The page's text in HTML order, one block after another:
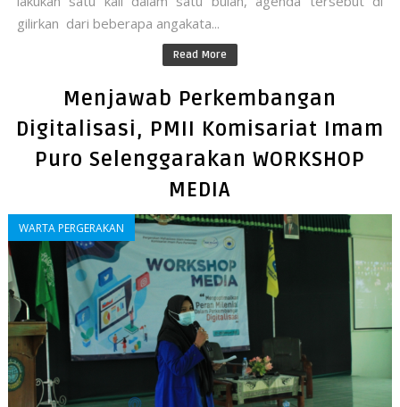
gilirkan dari beberapa angakata...
Read More
Menjawab Perkembangan
Digitalisasi, PMII Komisariat Imam
Puro Selenggarakan WORKSHOP
MEDIA
WARTA PERGERAKAN